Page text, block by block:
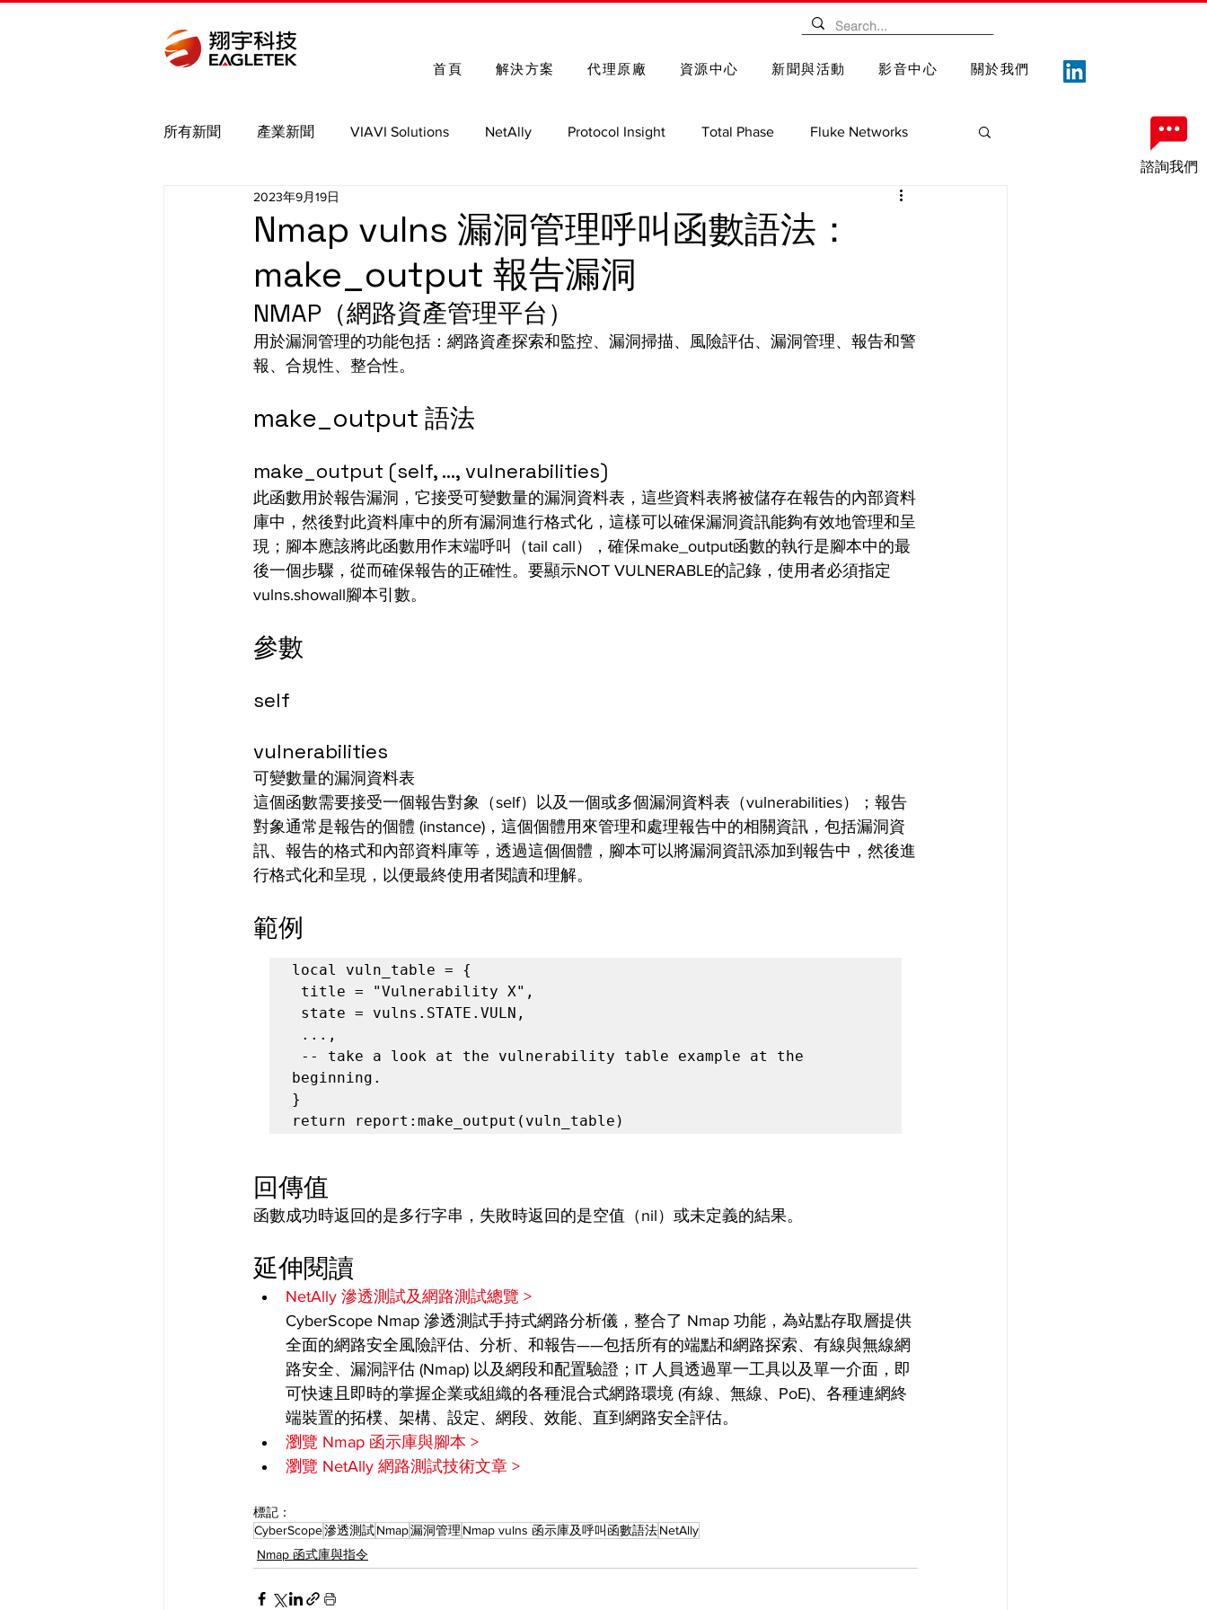
諮詢我們
首頁 解決方案 代理原廠 資源中心 新聞與活動 影音中心 關於我們
所有新聞 產業新聞 VIAVI Solutions NetAlly Protocol Insight Total Phase Fluke Networks
Binho Saleae 重要記事
Nmap brute PCIe GRL Nmap 函式庫與指令
Nmap vulns 漏洞管理呼叫函數語法：
make_output 報告漏洞
2023年9月19日
NMAP（網路資產管理平台）
用於漏洞管理的功能包括：網路資產探索和監控、漏洞掃描、風險評估、漏洞管理、報告和警
報、合規性、整合性。
make_output 語法
make_output (self, ..., vulnerabilities)
此函數用於報告漏洞，它接受可變數量的漏洞資料表，這些資料表將被儲存在報告的內部資料
庫中，然後對此資料庫中的所有漏洞進行格式化，這樣可以確保漏洞資訊能夠有效地管理和呈
現；腳本應該將此函數用作末端呼叫（tail call），確保make_output函數的執行是腳本中的最
後一個步驟，從而確保報告的正確性。要顯示NOT VULNERABLE的記錄，使用者必須指定
vulns.showall腳本引數。
參數
self
vulnerabilities
可變數量的漏洞資料表
這個函數需要接受一個報告對象（self）以及一個或多個漏洞資料表（vulnerabilities）；報告
對象通常是報告的個體 (instance)，這個個體用來管理和處理報告中的相關資訊，包括漏洞資
訊、報告的格式和內部資料庫等，透過這個個體，腳本可以將漏洞資訊添加到報告中，然後進
行格式化和呈現，以便最終使用者閱讀和理解。
範例
local vuln_table = {
beginning.
}
return report:make_output(vuln_table)
回傳值
函數成功時返回的是多行字串，失敗時返回的是空值（nil）或未定義的結果。
延伸閱讀
NetAlly 滲透測試及網路測試總覽 >
CyberScope Nmap 滲透測試手持式網路分析儀，整合了 Nmap 功能，為站點存取層提供
全面的網路安全風險評估、分析、和報告——包括所有的端點和網路探索、有線與無線網
路安全、漏洞評估 (Nmap) 以及網段和配置驗證；IT 人員透過單一工具以及單一介面，即
可快速且即時的掌握企業或組織的各種混合式網路環境 (有線、無線、PoE)、各種連網終
端裝置的拓樸、架構、設定、網段、效能、直到網路安全評估。
瀏覽 Nmap 函示庫與腳本 >
瀏覽 NetAlly 網路測試技術文章 >
標記：
CyberScope滲透測試Nmap漏洞管理 Nmap vulns 函示庫及呼叫函數語法NetAlly
Nmap 函式庫與指令